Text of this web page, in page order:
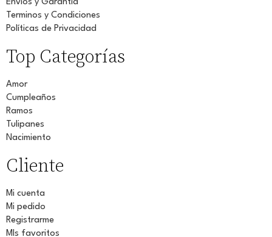
Envíos y Garantía
Terminos y Condiciones
Políticas de Privacidad
Top Categorías
Amor
Cumpleaños
Ramos
Tulipanes
Nacimiento
Cliente
Mi cuenta
Mi pedido
Registrarme
MIs favoritos